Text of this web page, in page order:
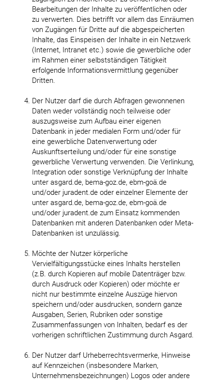
Bearbeitungen der Inhalte zu veröffentlichen oder
zu verwerten. Dies betrifft vor allem das Einräumen
von Zugängen für Dritte auf die abgespeicherten
Inhalte, das Einspeisen der Inhalte in ein Netzwerk
(Internet, Intranet etc.) sowie die gewerbliche oder
im Rahmen einer selbstständigen Tätigkeit
erfolgende Informationsvermittlung gegenüber
Dritten.
Der Nutzer darf die durch Abfragen gewonnenen
Daten weder vollständig noch teilweise oder
auszugsweise zum Aufbau einer eigenen
Datenbank in jeder medialen Form und/oder für
eine gewerbliche Datenverwertung oder
Auskunftserteilung und/oder für eine sonstige
gewerbliche Verwertung verwenden. Die Verlinkung,
Integration oder sonstige Verknüpfung der Inhalte
unter asgard.de, bema-goz.de, ebm-goä.de
und/oder juradent.de oder einzelner Elemente der
unter asgard.de, bema-goz.de, ebm-goä.de
und/oder juradent.de zum Einsatz kommenden
Datenbanken mit anderen Datenbanken oder Meta-
Datenbanken ist unzulässig.
Möchte der Nutzer körperliche
Vervielfältigungsstücke eines Inhalts herstellen
(z.B. durch Kopieren auf mobile Datenträger bzw.
durch Ausdruck oder Kopieren) oder möchte er
nicht nur bestimmte einzelne Auszüge hiervon
speichern und/oder ausdrucken, sondern ganze
Ausgaben, Serien, Rubriken oder sonstige
Zusammenfassungen von Inhalten, bedarf es der
vorherigen schriftlichen Zustimmung durch Asgard.
Der Nutzer darf Urheberrechtsvermerke, Hinweise
auf Kennzeichen (insbesondere Marken,
Unternehmensbezeichnungen) Logos oder andere